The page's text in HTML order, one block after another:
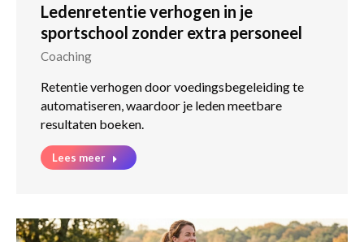
Ledenretentie verhogen in je
sportschool zonder extra personeel
Coaching
Retentie verhogen door voedingsbegeleiding te
automatiseren, waardoor je leden meetbare
resultaten boeken.
Lees meer